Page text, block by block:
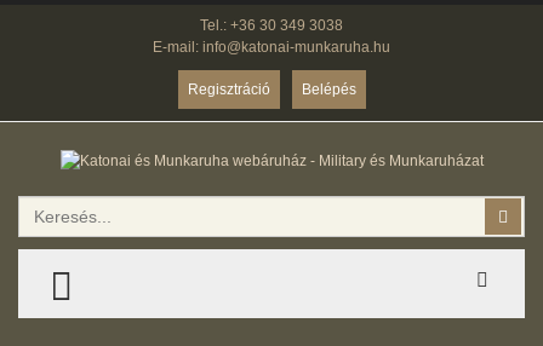
Tel.: +36 30 349 3038
E-mail: info@katonai-munkaruha.hu
Regisztráció Belépés
TOGGLE MENU